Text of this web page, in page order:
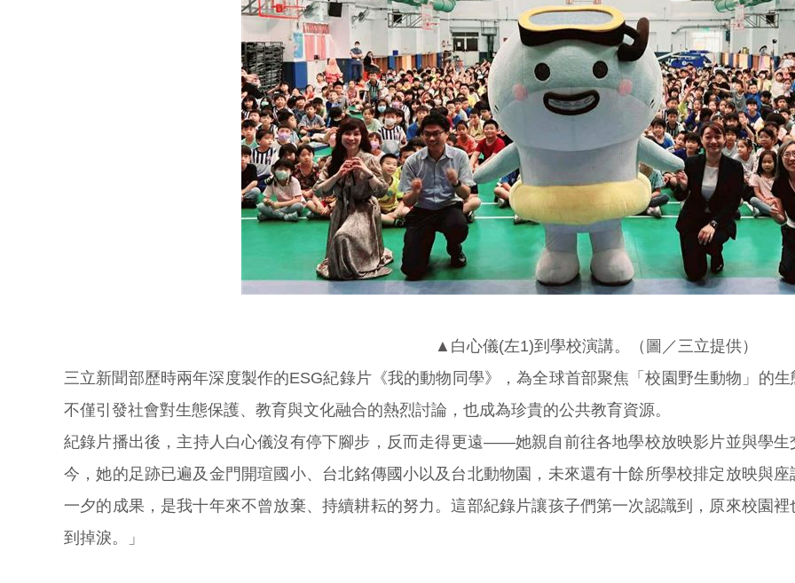
▲白心儀(左1)到學校演講。（圖／三立提供）
三立新聞部歷時兩年深度製作的ESG紀錄片《我的動物同學》，為全球首部聚焦「校園野生動物」的
不僅引發社會對生態保護、教育與文化融合的熱烈討論，也成為珍貴的公共教育資源。
紀錄片播出後，主持人白心儀沒有停下腳步，反而走得更遠——她親自前往各地學校放映影片並與學
今，她的足跡已遍及金門開瑄國小、台北銘傳國小以及台北動物園，未來還有十餘所學校排定放映與
一夕的成果，是我十年來不曾放棄、持續耕耘的努力。這部紀錄片讓孩子們第一次認識到，原來校園
到掉淚。」